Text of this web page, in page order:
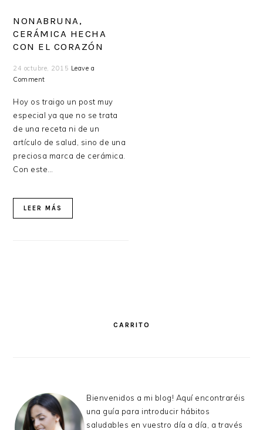
NONABRUNA,
CERÁMICA HECHA
CON EL CORAZÓN
24 octubre, 2015 Leave a
Comment
Hoy os traigo un post muy
especial ya que no se trata
de una receta ni de un
artículo de salud, sino de una
preciosa marca de cerámica.
Con este…
LEER MÁS
CARRITO
Bienvenidos a mi blog! Aquí encontraréis
una guía para introducir hábitos
saludables en vuestro día a día, a través